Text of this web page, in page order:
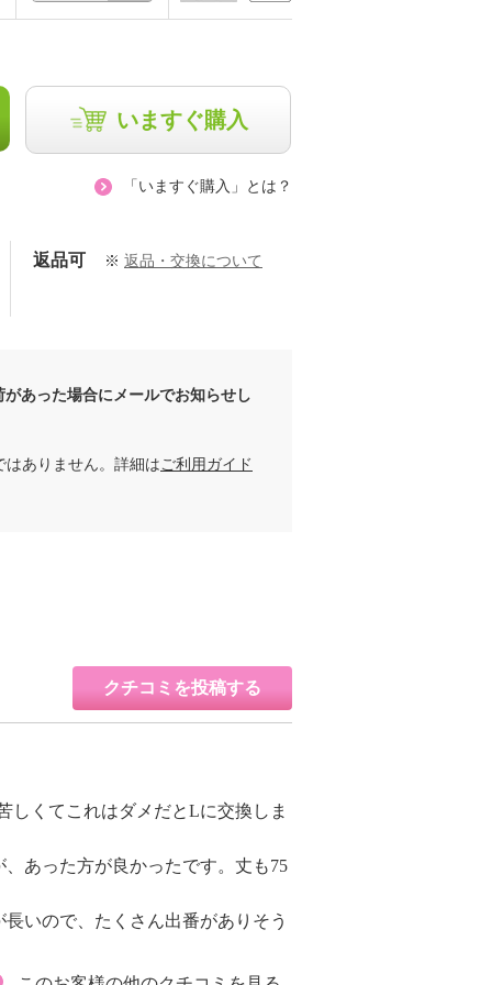
いますぐ購入
「いますぐ購入」とは？
返品可 ※ 返品・交換について
あった場合にメールでお知らせし
ありません。詳細は ご利用ガイド
クチコミを投稿する
しくてこれはダメだとLに交換しま
あった方が良かったです。丈も75
いので、たくさん出番がありそう